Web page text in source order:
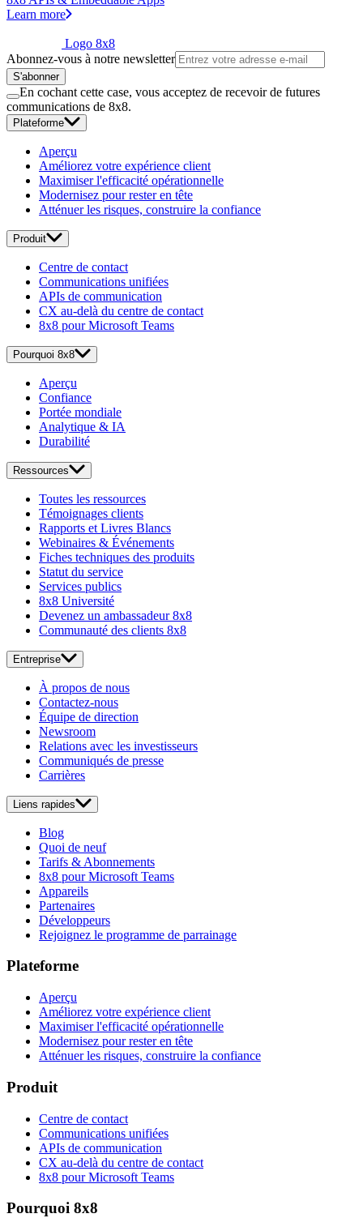
Learn more
Logo 8x8
Abonnez-vous à notre newsletter
S'abonner
En cochant cette case, vous acceptez de recevoir de futures
communications de 8x8.
Plateforme
Aperçu
Améliorez votre expérience client
Maximiser l'efficacité opérationnelle
Modernisez pour rester en tête
Atténuer les risques, construire la confiance
Produit
Centre de contact
Communications unifiées
APIs de communication
CX au-delà du centre de contact
8x8 pour Microsoft Teams
Pourquoi 8x8
Aperçu
Confiance
Portée mondiale
Analytique & IA
Durabilité
Ressources
Toutes les ressources
Témoignages clients
Rapports et Livres Blancs
Webinaires & Événements
Fiches techniques des produits
Statut du service
Services publics
8x8 Université
Devenez un ambassadeur 8x8
Communauté des clients 8x8
Entreprise
À propos de nous
Contactez-nous
Équipe de direction
Newsroom
Relations avec les investisseurs
Communiqués de presse
Carrières
Liens rapides
Blog
Quoi de neuf
Tarifs & Abonnements
8x8 pour Microsoft Teams
Appareils
Partenaires
Développeurs
Rejoignez le programme de parrainage
Plateforme
Aperçu
Améliorez votre expérience client
Maximiser l'efficacité opérationnelle
Modernisez pour rester en tête
Atténuer les risques, construire la confiance
Produit
Centre de contact
Communications unifiées
APIs de communication
CX au-delà du centre de contact
8x8 pour Microsoft Teams
Pourquoi 8x8